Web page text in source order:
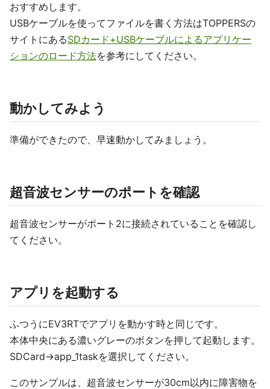
おすすめします。
USBケーブルを使ってファイルを書く方法はTOPPERSの
サイトにあるSDカード+USBケーブルによるアプリケー
ションのロード方法を参考にしてください。
動かしてみよう
準備ができたので、早速動かしてみましょう。
超音波センサーのポートを確認
超音波センサーがポート2に接続されていることを確認し
てください。
アプリを起動する
ふつうにEV3RTでアプリを動かす時と同じです。
本体中央にある濃いグレーのボタンを押して起動します。
SDCard->app_1taskを選択してください。
このサンプルは、超音波センサーが30cm以内に障害物を